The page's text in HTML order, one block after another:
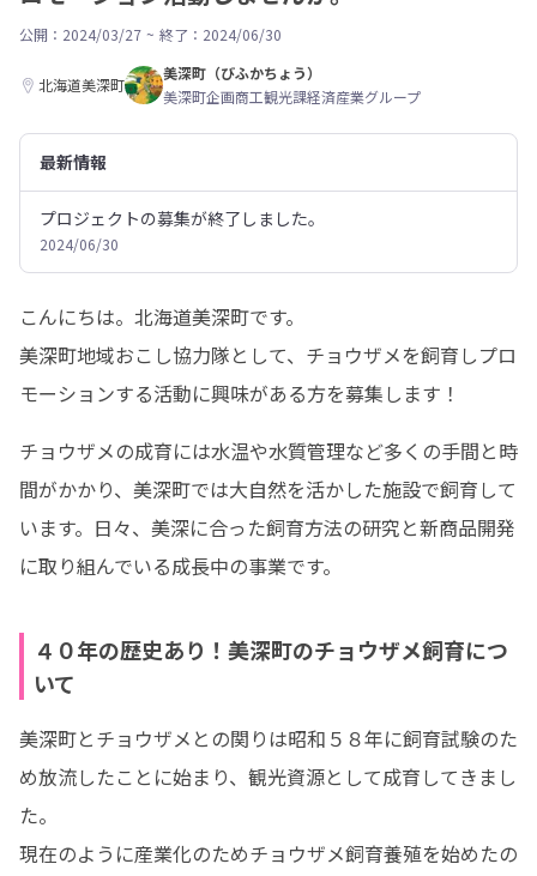
公開：2024/03/27 ~ 終了：2024/06/30
北海道美深町
美深町（びふかちょう）
美深町企画商工観光課経済産業グループ
最新情報
プロジェクトの募集が終了しました。
2024/06/30
こんにちは。北海道美深町です。
美深町地域おこし協力隊として、チョウザメを飼育しプロ
モーションする活動に興味がある方を募集します！
チョウザメの成育には水温や水質管理など多くの手間と時
間がかかり、美深町では大自然を活かした施設で飼育して
います。日々、美深に合った飼育方法の研究と新商品開発
に取り組んでいる成長中の事業です。
４０年の歴史あり！美深町のチョウザメ飼育につ
いて
美深町とチョウザメとの関りは昭和５８年に飼育試験のた
め放流したことに始まり、観光資源として成育してきまし
た。
現在のように産業化のためチョウザメ飼育養殖を始めたの